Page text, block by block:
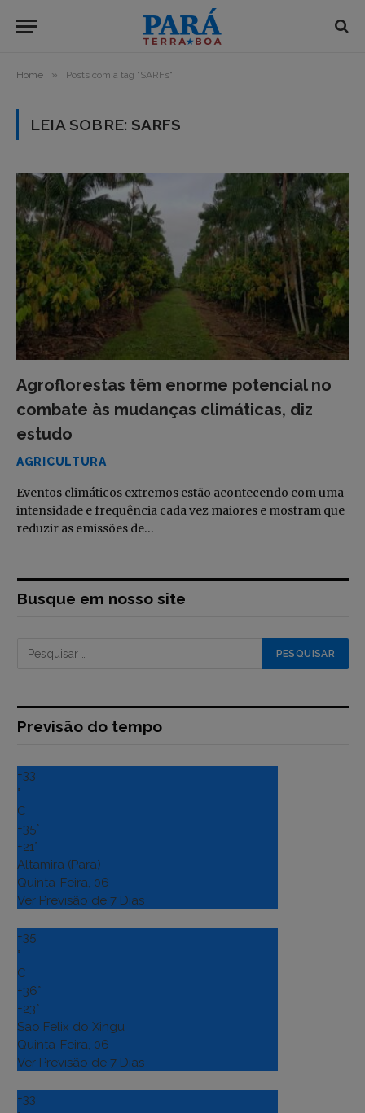
Home » Posts com a tag "SARFs"
LEIA SOBRE:SARFS
Agroflorestas têm enorme potencial no
combate às mudanças climáticas, diz
estudo
AGRICULTURA
Eventos climáticos extremos estão acontecendo com uma
intensidade e frequência cada vez maiores e mostram que
reduzir as emissões de…
Busque em nosso site
Previsão do tempo
+33
°
C
+35°
+21°
Altamira (Para)
Quinta-Feira, 06
Ver Previsão de 7 Dias
+35
°
C
+36°
+23°
Sao Felix do Xingu
Quinta-Feira, 06
Ver Previsão de 7 Dias
+33